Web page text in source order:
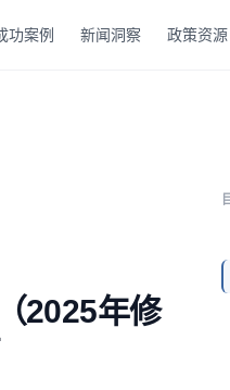
功案例 新闻洞察 政策资源
2025年修